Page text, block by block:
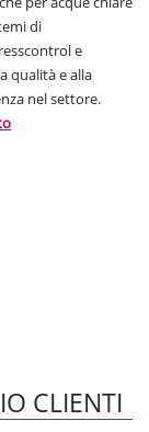
di
e
qualità e alla
nel settore.
CLIENTI